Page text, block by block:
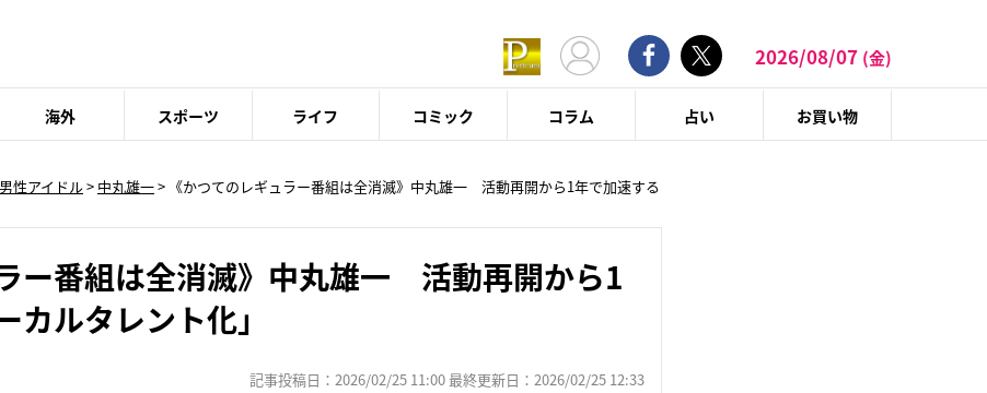
2026/08/07 (金)
海外 スポーツ ライフ コミック コラム 占い お買い物
男性アイドル> 中丸雄一> 《かつてのレギュラー番組は全消滅》中丸雄一 活動再開から1年で加速する
ー番組は全消滅》中丸雄一 活動再開から1
ルタレント化」
記事投稿日：2026/02/25 11:00 最終更新日：2026/02/25 12:33